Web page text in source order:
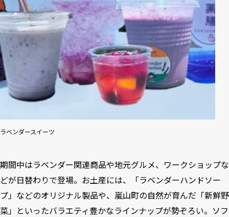
ラベンダースイーツ
期間中はラベンダー関連商品や地元グルメ、ワークショップな
どが日替わりで登場。お土産には、「ラベンダーハンドソー
プ」などのオリジナル製品や、嵐山町の自然が育んだ「新鮮野
菜」といったバラエティ豊かなラインナップが勢ぞろい。ソフ